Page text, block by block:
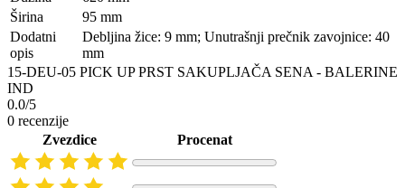
Širina
95 mm
Dodatni
opis
Debljina žice: 9 mm; Unutrašnji prečnik zavojnice: 40
mm
15-DEU-05 PICK UP PRST SAKUPLJAČA SENA - BALERINE
IND
0.0/5
0 recenzije
Zvezdice
Procenat